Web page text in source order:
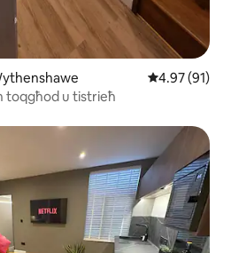
Rating
4.97 (91)
toqgħod u tistrieħ
tal-klijenti